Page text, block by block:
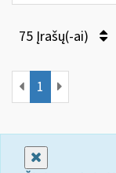
75 Įrašų(-ai)
1